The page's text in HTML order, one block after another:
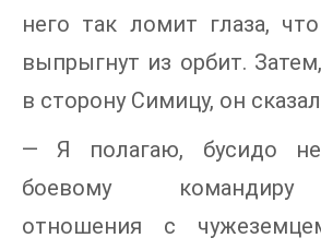
него так ломит глаза,
выпрыгнут из орбит.
в сторону Симицу, он
— Я полагаю, бусидо не
боевому
отношения с